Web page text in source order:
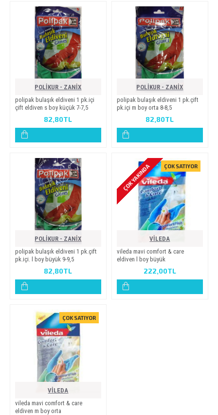
POLİKUR - ZANİX
poli̇pak bulaşik eldi̇veni̇ 1 pk.i̇çi̇
çi̇ft eldi̇ven s boy küçük 7-7,5
82,80TL
POLİKUR - ZANİX
poli̇pak bulaşik eldi̇veni̇ 1 pk.çi̇ft
pk.i̇çi̇ m boy orta 8-8,5
82,80TL
POLİKUR - ZANİX
poli̇pak bulaşik eldi̇veni̇ 1 pk.çi̇ft
pk.i̇çi̇. l boy büyük 9-9,5
82,80TL
ÇOK SATIYOR
ÇOK YAKINDA
VİLEDA
vi̇leda mavi̇ comfort & care
eldi̇ven l boy büyük
222,00TL
ÇOK SATIYOR
VİLEDA
vi̇leda mavi̇ comfort & care
eldi̇ven m boy orta